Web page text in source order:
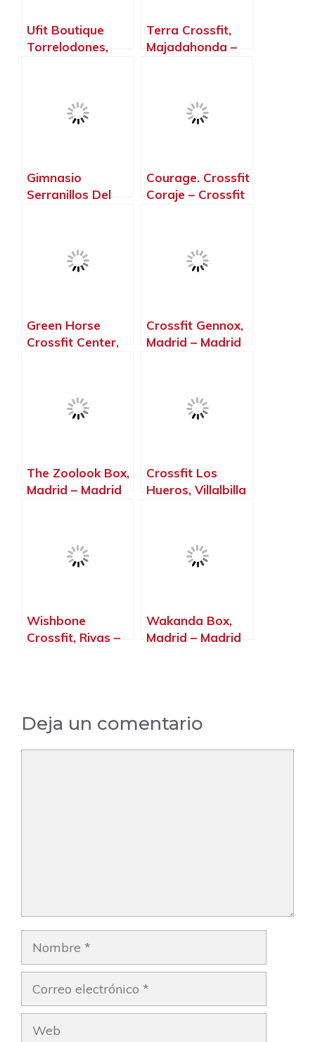
Ufit Boutique
Torrelodones,
Terra Crossfit,
Majadahonda –
Gimnasio
Serranillos Del
Courage. Crossfit
Coraje – Crossfit
Green Horse
Crossfit Center,
Crossfit Gennox,
Madrid – Madrid
The Zoolook Box,
Madrid – Madrid
Crossfit Los
Hueros, Villalbilla
Wishbone
Crossfit, Rivas –
Wakanda Box,
Madrid – Madrid
Deja un comentario
Nombre
Correo
electrónico
Web